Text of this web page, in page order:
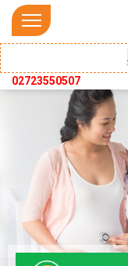
02723550507